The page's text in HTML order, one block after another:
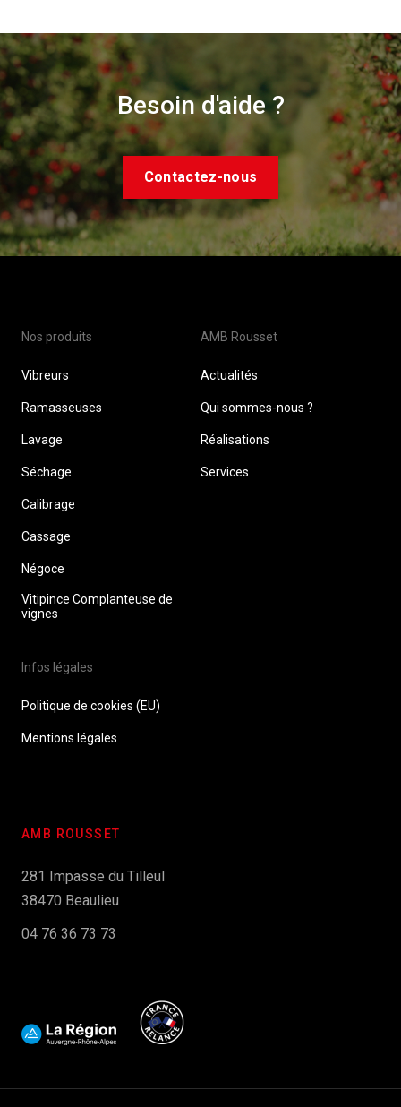
Besoin d'aide ?
Contactez-nous
Nos produits
Vibreurs
Ramasseuses
Lavage
Séchage
Calibrage
Cassage
Négoce
Vitipince Complanteuse de
vignes
AMB Rousset
Actualités
Qui sommes-nous ?
Réalisations
Services
Infos légales
Politique de cookies (EU)
Mentions légales
AMB ROUSSET
281 Impasse du Tilleul
38470 Beaulieu
04 76 36 73 73